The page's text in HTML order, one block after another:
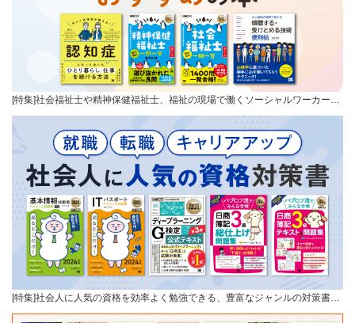
[特集]社会福祉士や精神保健福祉士、福祉の現場で働くソーシャルワーカー…
[特集]社会人に人気の資格を効率よく勉強できる、豊富なジャンルの対策書…